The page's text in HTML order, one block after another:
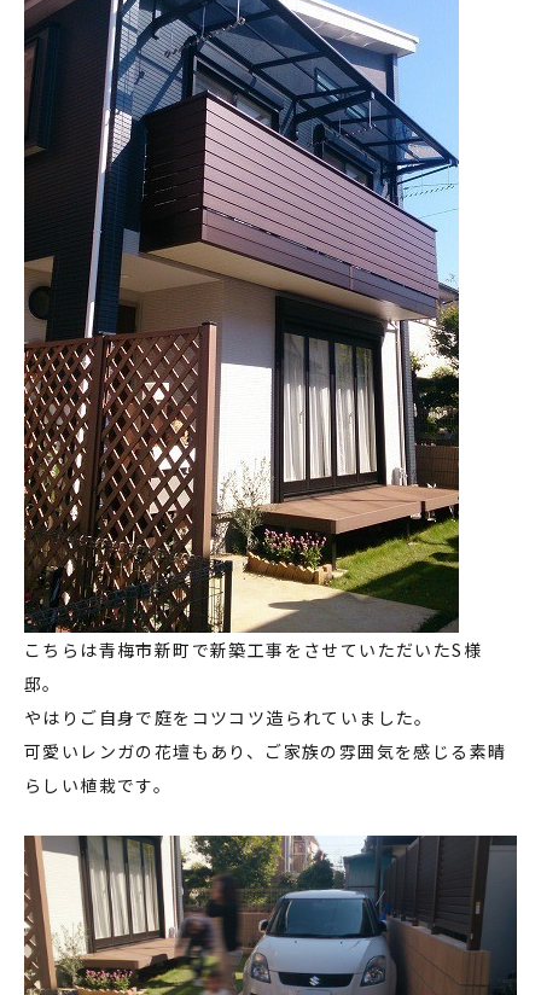
こちらは青梅市新町で新築工事をさせていただいたS様
邸。
やはりご自身で庭をコツコツ造られていました。
可愛いレンガの花壇もあり、ご家族の雰囲気を感じる素晴
らしい植栽です。